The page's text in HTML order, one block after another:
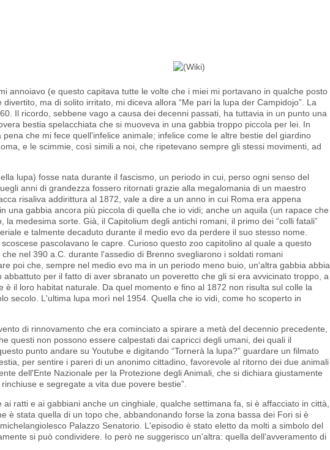
annoiavo (e questo capitava tutte le volte che i miei mi portavano in qualche posto
ma di solito irritato, mi diceva allora “Me pari la lupa der Campidojo”. La
Il ricordo, sebbene vago a causa dei decenni passati, ha tuttavia in un punto una
bestia spelacchiata che si muoveva in una gabbia troppo piccola per lei. In
che mi fece quell'infelice animale; infelice come le altre bestie del giardino
e le scimmie, così simili a noi, che ripetevano sempre gli stessi movimenti, ad
lupa) fosse nata durante il fascismo, un periodo in cui, perso ogni senso del
anni di grandezza fossero ritornati grazie alla megalomania di un maestro
risaliva addirittura al 1872, vale a dire a un anno in cui Roma era appena
una gabbia ancora più piccola di quella che io vidi; anche un aquila (un rapace che
medesima sorte. Già, il Capitolium degli antichi romani, il primo dei “colli fatali”
e talmente decaduto durante il medio evo da perdere il suo stesso nome.
pascolavano le capre. Curioso questo zoo capitolino al quale a questo
nel 390 a.C. durante l'assedio di Brenno svegliarono i soldati romani
poi che, sempre nel medio evo ma in un periodo meno buio, un'altra gabbia abbia
per il fatto di aver sbranato un poveretto che gli si era avvicinato troppo, a
il loro habitat naturale. Da quel momento e fino al 1872 non risulta sul colle la
secolo. L'ultima lupa morì nel 1954. Quella che io vidi, come ho scoperto in
di rinnovamento che era cominciato a spirare a metà del decennio precedente,
questi non possono essere calpestati dai capricci degli umani, dei quali il
punto andare su Youtube e digitando “Tornerà la lupa?” guardare un filmato
per sentire i pareri di un anonimo cittadino, favorevole al ritorno dei due animali
dell'Ente Nazionale per la Protezione degli Animali, che si dichiara giustamente
e segregate a vita due povere bestie”.
ratti e ai gabbiani anche un cinghiale, qualche settimana fa, si è affacciato in città,
è stata quella di un topo che, abbandonando forse la zona bassa dei Fori si è
Palazzo Senatorio. L'episodio è stato eletto da molti a simbolo del
si può condividere. Io però ne suggerisco un'altra: quella dell'avveramento di